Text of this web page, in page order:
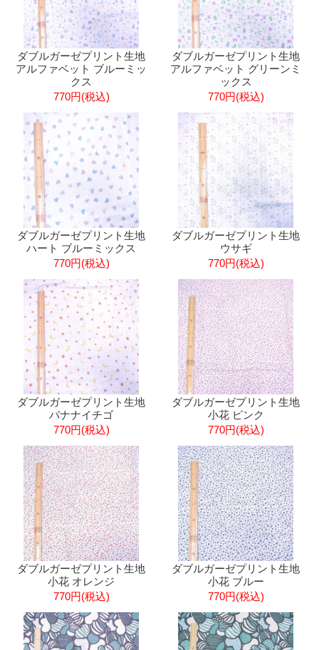
ダブルガーゼプリント生地
アルファベット ブルーミッ
クス
770円(税込)
ダブルガーゼプリント生地
アルファベット グリーンミ
ックス
770円(税込)
ダブルガーゼプリント生地
ハート ブルーミックス
770円(税込)
ダブルガーゼプリント生地
ウサギ
770円(税込)
ダブルガーゼプリント生地
バナナイチゴ
770円(税込)
ダブルガーゼプリント生地
小花 ピンク
770円(税込)
ダブルガーゼプリント生地
小花 オレンジ
770円(税込)
ダブルガーゼプリント生地
小花 ブルー
770円(税込)